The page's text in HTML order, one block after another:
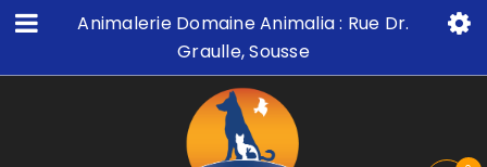
Animalerie Domaine Animalia : Rue Dr.
Graulle, Sousse